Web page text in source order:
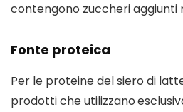
contengono zuccheri aggiunti
Fonte proteica
Per le proteine ​​del siero di
prodotti che utilizzano